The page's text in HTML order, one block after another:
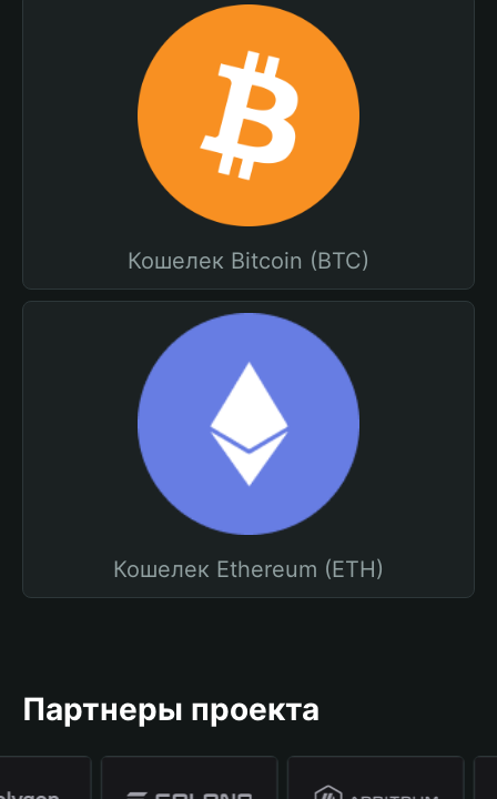
Кошелек Bitcoin (BTC)
Кошелек Ethereum (ETH)
Партнеры проекта